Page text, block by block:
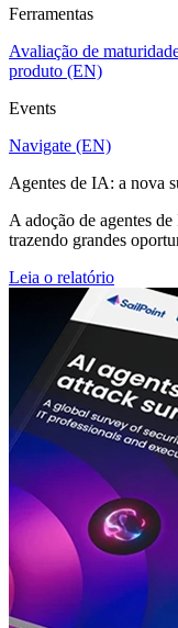
Ferramentas
Avaliação de
produto (EN)
Events
Navigate (EN)
Agentes de IA: a nova
A adoção de agentes
trazendo grandes
Leia o relatório